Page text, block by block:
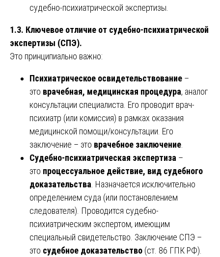
судебно-психиатрической экспертизы.
1.3. Ключевое отличие от судебно-психиатрической
экспертизы (СПЭ).
Это принципиально важно:
Психиатрическое освидетельствование –
это врачебная, медицинская процедура, аналог
консультации специалиста. Его проводит врач-
психиатр (или комиссия) в рамках оказания
медицинской помощи/консультации. Его
заключение – это врачебное заключение
Судебно-психиатрическая экспертиза –
это процессуальное действие, вид судебного
доказательства . Назначается исключительно
определением суда (или постановлением
следователя). Проводится судебно-
психиатрическим экспертом, имеющим
специальный свидетельство. Заключение СПЭ –
это судебное доказательство (ст. 86 ГПК РФ).